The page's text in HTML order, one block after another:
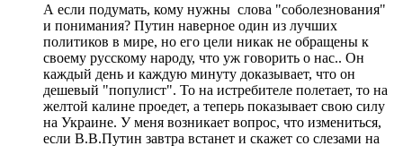
А если подумать, кому нужны слова "соболезнования"
и понимания? Путин наверное один из лучших
политиков в мире, но его цели никак не обращены к
своему русскому народу, что уж говорить о нас.. Он
каждый день и каждую минуту доказывает, что он
дешевый "популист". То на истребителе полетает, то на
желтой калине проедет, а теперь показывает свою силу
на Украине. У меня возникает вопрос, что измениться,
если В.В.Путин завтра встанет и скажет со слезами на